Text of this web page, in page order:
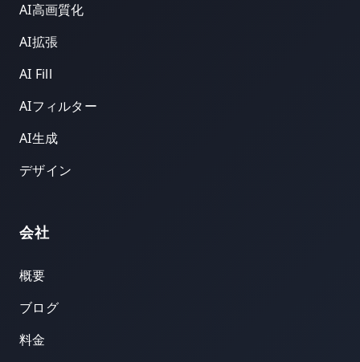
AI高画質化
AI拡張
AI Fill
AIフィルター
AI生成
デザイン
会社
概要
ブログ
料金